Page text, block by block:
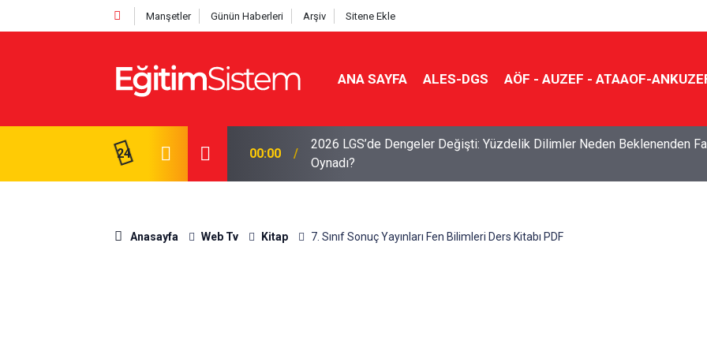
Manşetler Günün Haberleri Arşiv Sitene Ekle
ANA SAYFA ALES-DGS AÖF - AUZEF - ATAAOF-
24
Heyecanı Yaşayacak: Sınav Pazar Günü 00:00
2026 LGS’de Dengeler Değişti: Yüzdelik Dilimler Neden Beklenenden
Oynadı?
Anasayfa Web Tv Kitap 7. Sınıf Sonuç Yayınları Fen Bilimleri Ders Kitabı PDF